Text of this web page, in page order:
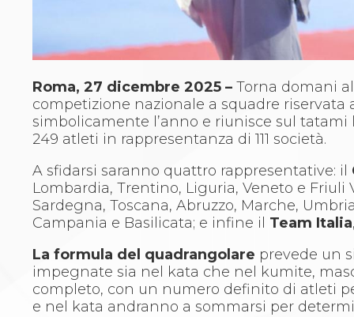
Libreria FIJLKAM
Athlon.net
Rivista ATHLON
Galleria Fotografica
Video
Partners
Trasparenza
FIJLKAM trasparente
Amministrazione
Avvisi
Gare d’Appalto
Whistleblowing
Judo
La disciplina
News
Attività Didattica
Gare e Risultati
Albi Federali
Roma, 27 dicembre 2025 –Torna domani
competizione nazionale a squadre
simbolicamente l’anno e riunisce sul
249 atleti in rappresentanza di 111 società.
A sfidarsi saranno quattro rappresentative: il
Lombardia, Trentino, Liguria, Veneto e Friuli
Sardegna, Toscana, Abruzzo, Marche,
Campania e Basilicata; e infine il Team Italia
La formula del quadrangolare prevede un
impegnate sia nel kata che nel kumite,
completo, con un numero definito di atleti
e nel kata andranno a sommarsi per